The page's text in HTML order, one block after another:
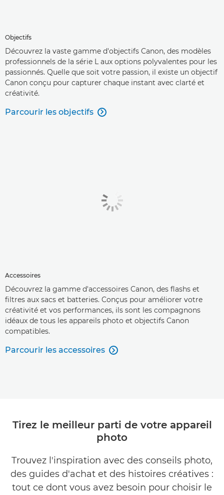
Objectifs
Découvrez la vaste gamme d'objectifs Canon, des modèles
professionnels de la série L aux options polyvalentes pour les
passionnés. Quelle que soit votre passion, il existe un objectif
Canon conçu pour capturer chaque instant avec clarté et
créativité.
Parcourir les objectifs 
Accessoires
Découvrez la gamme d'accessoires Canon, des flashs et
filtres aux sacs et batteries. Conçus pour améliorer votre
créativité et vos performances, ils sont les compagnons
idéaux de tous les appareils photo et objectifs Canon
compatibles.
Parcourir les accessoires 
Tirez le meilleur parti de votre appareil
photo
Trouvez l'inspiration avec des conseils photo,
des guides d'achat et des histoires créatives :
tout ce dont vous avez besoin pour choisir le